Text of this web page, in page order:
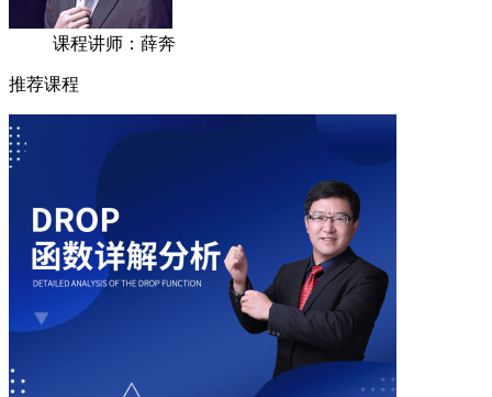
课程讲师：薛奔
推荐课程